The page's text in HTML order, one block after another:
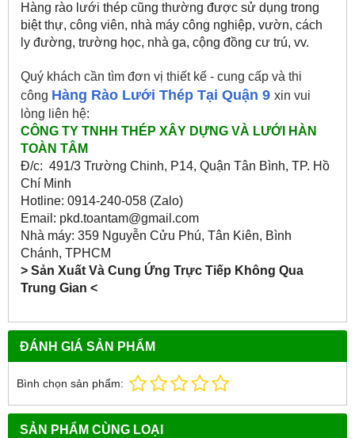
Hàng rào lưới thép cũng thường được sử dụng trong
biệt thự, công viên, nhà máy công nghiệp, vườn, cách
ly đường, trường học, nhà ga, cộng đồng cư trú, vv.
Quý khách cần tìm đơn vị thiết kế - cung cấp và thi
công Hàng Rào Lưới Thép Tại Quận 9 xin vui
lòng liên hệ:
CÔNG TY TNHH THÉP XÂY DỰNG VÀ LƯỚI HÀN
TOÀN TÂM
Đ/c: 491/3 Trường Chinh, P14, Quận Tân Bình, TP. Hồ
Chí Minh
Hotline: 0914-240-058 (Zalo)
Email: pkd.toantam@gmail.com
Nhà máy: 359 Nguyễn Cửu Phú, Tân Kiên, Bình
Chánh, TPHCM
> Sản Xuất Và Cung Ứng Trực Tiếp Không Qua
Trung Gian <
ĐÁNH GIÁ SẢN PHẨM
Bình chọn sản phẩm:
SẢN PHẨM CÙNG LOẠI